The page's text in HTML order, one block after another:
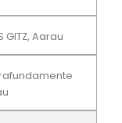
GITZ, Aarau